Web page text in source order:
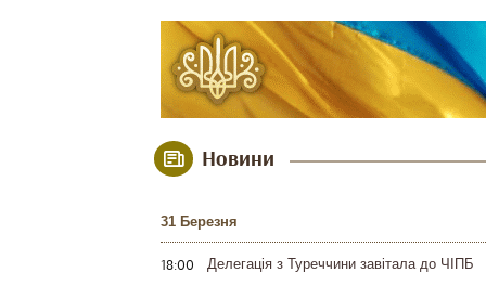
Новини
31 Березня
18:00 Делегація з Туреччини завітала до ЧІПБ